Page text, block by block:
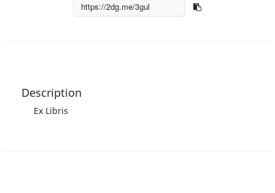
Description
Ex Libris